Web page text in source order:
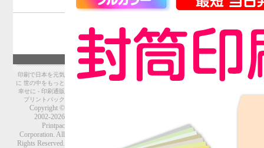
印刷で日本を元気
に 世の中をもっと
幸せに - 印刷通販
プリントパック
Copyright ©
2002-2026
Printpac
Corporation. All
Rights Reserved.